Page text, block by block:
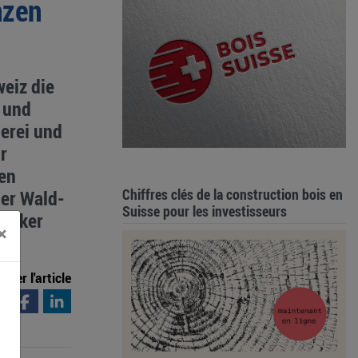
die
und
Wald-
l'article
Chiffres clés de la construction bois en
Suisse pour les investisseurs